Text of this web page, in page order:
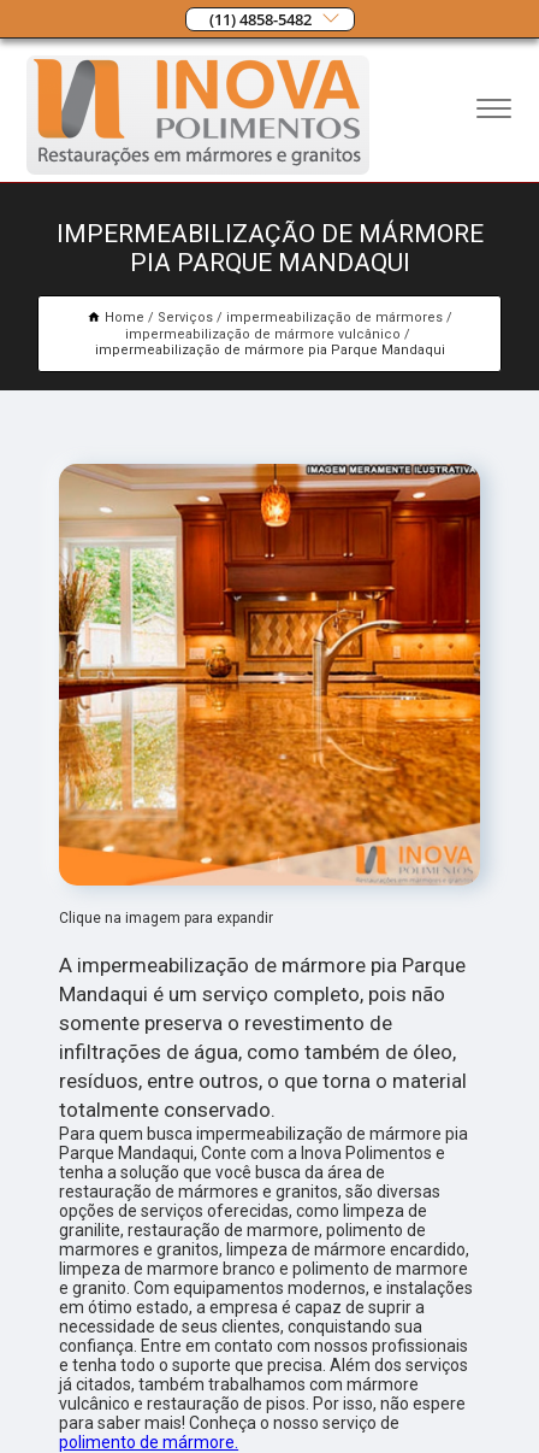
(11) 4858-5482
IMPERMEABILIZAÇÃO DE MÁRMORE
PIA PARQUE MANDAQUI
Home Serviços
impermeabilização de mármores
impermeabilização de mármore vulcânico
impermeabilização de mármore pia Parque Mandaqui
Clique na imagem para expandir
A impermeabilização de mármore pia Parque
Mandaqui é um serviço completo, pois não
somente preserva o revestimento de
infiltrações de água, como também de óleo,
resíduos, entre outros, o que torna o material
totalmente conservado.
Para quem busca impermeabilização de mármore pia
Parque Mandaqui, Conte com a Inova Polimentos e
tenha a solução que você busca da área de
restauração de mármores e granitos, são diversas
opções de serviços oferecidas, como limpeza de
granilite, restauração de marmore, polimento de
marmores e granitos, limpeza de mármore encardido,
limpeza de marmore branco e polimento de marmore
e granito. Com equipamentos modernos, e instalações
em ótimo estado, a empresa é capaz de suprir a
necessidade de seus clientes, conquistando sua
confiança. Entre em contato com nossos profissionais
e tenha todo o suporte que precisa. Além dos serviços
já citados, também trabalhamos com mármore
vulcânico e restauração de pisos. Por isso, não espere
para saber mais! Conheça o nosso serviço de
polimento de mármore.